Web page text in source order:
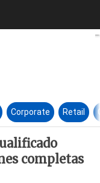
de estar
Corporate Retail
completas